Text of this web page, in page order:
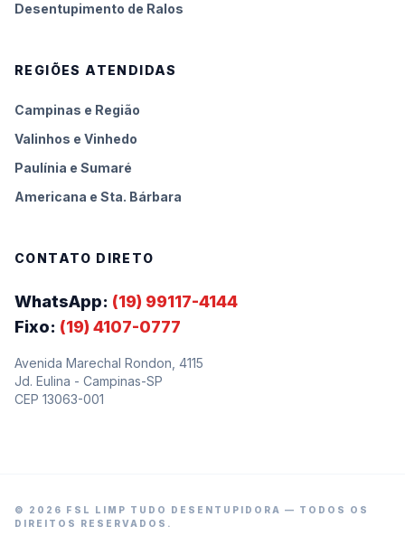
Desentupimento de Ralos
REGIÕES ATENDIDAS
Campinas e Região
Valinhos e Vinhedo
Paulínia e Sumaré
Americana e Sta. Bárbara
CONTATO DIRETO
WhatsApp: (19) 99117-4144
Fixo: (19) 4107-0777
Avenida Marechal Rondon, 4115
Jd. Eulina - Campinas-SP
CEP 13063-001
© 2026 FSL LIMP TUDO DESENTUPIDORA — TODOS OS
DIREITOS RESERVADOS.